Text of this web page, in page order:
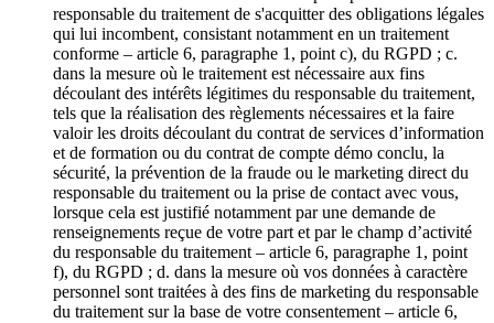
responsable du traitement de s'acquitter des obligations légales
qui lui incombent, consistant notamment en un traitement
conforme – article 6, paragraphe 1, point c), du RGPD ; c.
dans la mesure où le traitement est nécessaire aux fins
découlant des intérêts légitimes du responsable du traitement,
tels que la réalisation des règlements nécessaires et la faire
valoir les droits découlant du contrat de services d’information
et de formation ou du contrat de compte démo conclu, la
sécurité, la prévention de la fraude ou le marketing direct du
responsable du traitement ou la prise de contact avec vous,
lorsque cela est justifié notamment par une demande de
renseignements reçue de votre part et par le champ d’activité
du responsable du traitement – article 6, paragraphe 1, point
f), du RGPD ; d. dans la mesure où vos données à caractère
personnel sont traitées à des fins de marketing du responsable
du traitement sur la base de votre consentement – article 6,